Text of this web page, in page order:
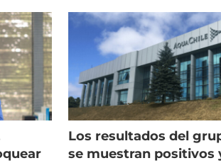
Los resultados del
se muestran positivos